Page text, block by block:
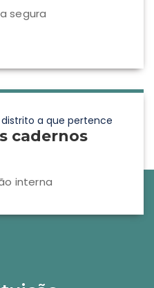
segura
a que pertence
cadernos
interna